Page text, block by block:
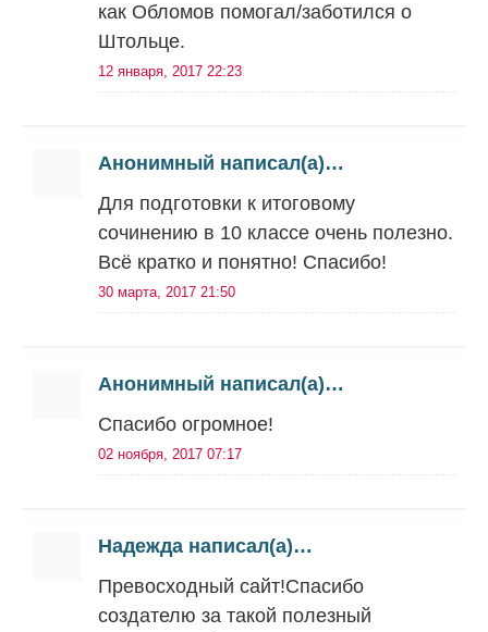
как Обломов помогал/заботился о
Штольце.
12 января, 2017 22:23
Анонимный написал(а)…
Для подготовки к итоговому
сочинению в 10 классе очень полезно.
Всё кратко и понятно! Спасибо!
30 марта, 2017 21:50
Анонимный написал(а)…
Спасибо огромное!
02 ноября, 2017 07:17
Надежда написал(а)…
Превосходный сайт!Спасибо
создателю за такой полезный